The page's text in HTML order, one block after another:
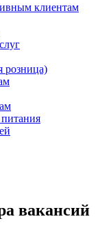
клиентам
розница)
вакансий